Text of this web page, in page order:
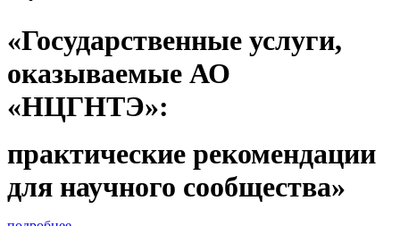
«Государственные услуги,
оказываемые АО
«НЦГНТЭ»:
практические рекомендации
для научного сообщества»